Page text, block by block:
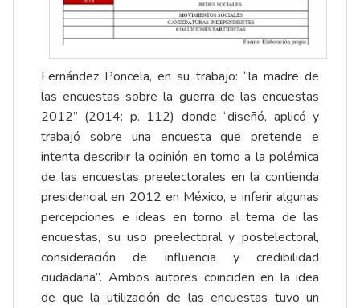
Fernández Poncela, en su trabajo: “la madre de
las encuestas sobre la guerra de las encuestas
2012” (2014: p. 112) donde “diseñó, aplicó y
trabajó sobre una encuesta que pretende e
intenta describir la opinión en torno a la polémica
de las encuestas preelectorales en la contienda
presidencial en 2012 en México, e inferir algunas
percepciones e ideas en torno al tema de las
encuestas, su uso preelectoral y postelectoral,
consideración de influencia y credibilidad
ciudadana”. Ambos autores coinciden en la idea
de que la utilización de las encuestas tuvo un